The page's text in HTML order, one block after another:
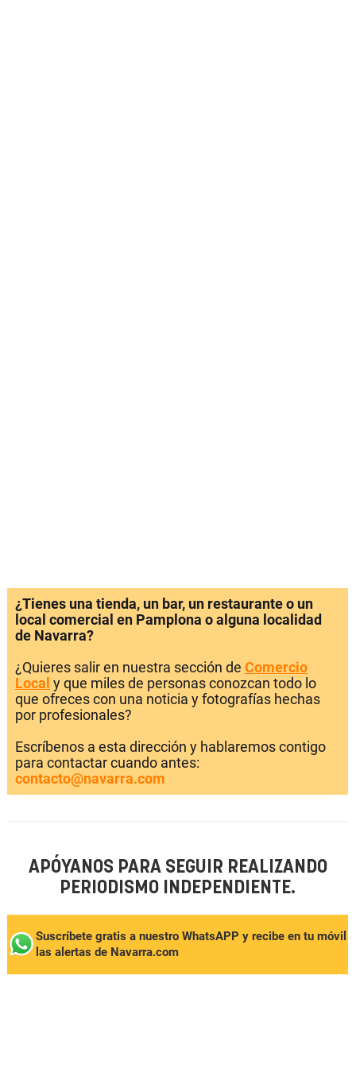
¿Tienes una tienda, un bar, un restaurante o un
local comercial en Pamplona o alguna localidad
de Navarra?
¿Quieres salir en nuestra sección de Comercio
Local y que miles de personas conozcan todo lo
que ofreces con una noticia y fotografías hechas
por profesionales?
Escríbenos a esta dirección y hablaremos contigo
para contactar cuando antes:
contacto@navarra.com
APÓYANOS PARA SEGUIR REALIZANDO
PERIODISMO INDEPENDIENTE.
Suscríbete gratis a nuestro WhatsAPP y recibe en tu móvil
las alertas de Navarra.com